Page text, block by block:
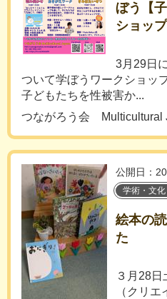
ぼう【
ショップ
3月29日
ついて学ぼうワークショッ
子どもたちを性被害か...
つながろう会 Multicultural
公開日：
学術・文
絵本の
た
３月28
（クリ